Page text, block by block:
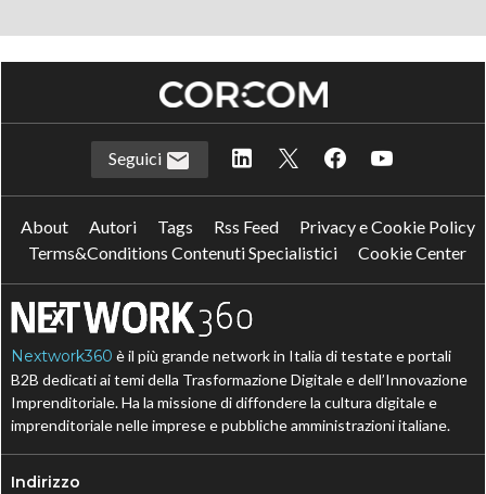
Seguici
About Autori Tags Rss Feed
Privacy e Cookie Policy
Terms&Conditions Contenuti Specialistici
Cookie Center
Nextwork360 è il più grande network in Italia di testate e portali
B2B dedicati ai temi della Trasformazione Digitale e dell’Innovazione
Imprenditoriale. Ha la missione di diffondere la cultura digitale e
imprenditoriale nelle imprese e pubbliche amministrazioni italiane.
Indirizzo